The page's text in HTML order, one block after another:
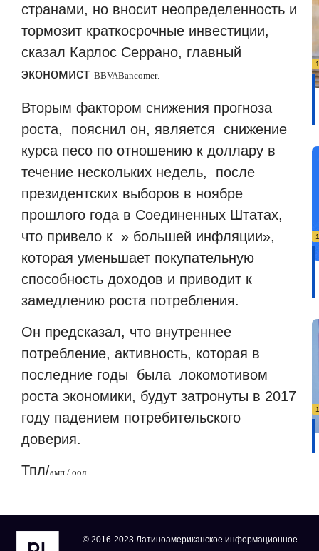
странами, но вносит неопределенность и
тормозит краткосрочные инвестиции,
сказал Карлос Серрано, главный
экономист BBVABancomer.
Вторым фактором снижения прогноза
роста, пояснил он, является снижение
курса песо по отношению к доллару в
течение нескольких недель, после
президентских выборов в ноябре
прошлого года в Соединенных Штатах,
что привело к » большей инфляции»,
которая уменьшает покупательную
способность доходов и приводит к
замедлению роста потребления.
Он предсказал, что внутреннее
потребление, активность, которая в
последние годы была локомотивом
роста экономики, будут затронуты в 2017
году падением потребительского
доверия.
Тпл/амп / оол
© 2016-2023 Латиноамериканское информационное